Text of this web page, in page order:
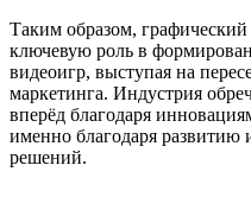
Таким образом,
ключевую роль в
видеоигр, выступая на
маркетинга. Индустрия
вперёд благодаря
именно благодаря
решений.